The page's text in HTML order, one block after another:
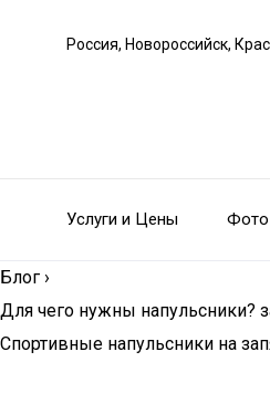
Россия, Новороссийск,
Услуги и Цены Фото
Блог ›
Для чего нужны напульсники?
Спортивные напульсники на